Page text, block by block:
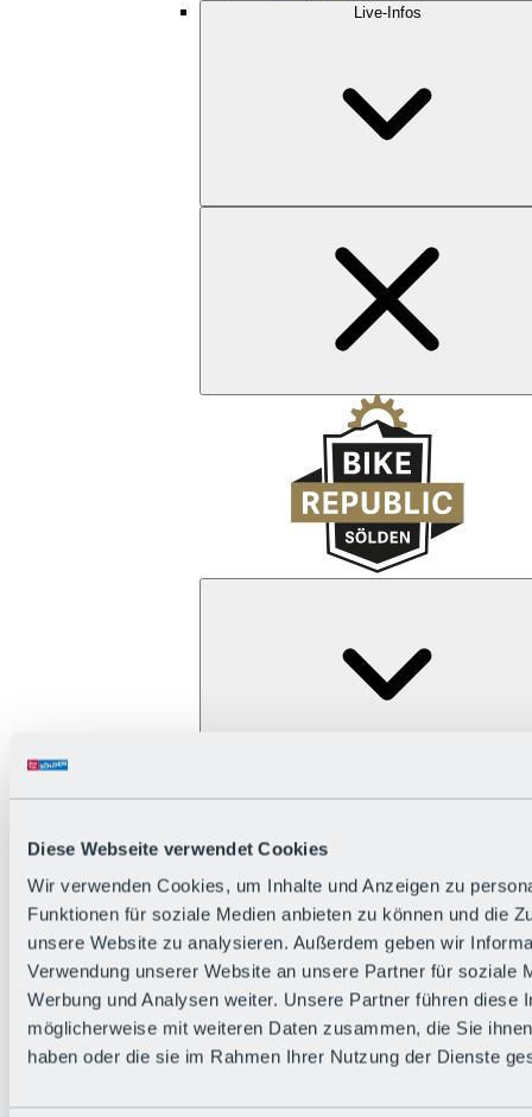
Diese Webseite verwendet Cookies
Wir verwenden Cookies, um Inhalte und Anzeigen zu
Funktionen für soziale Medien anbieten zu können und die
unsere Website zu analysieren. Außerdem geben wir
Verwendung unserer Website an unsere Partner für soziale
Werbung und Analysen weiter. Unsere Partner führen diese
möglicherweise mit weiteren Daten zusammen, die Sie
haben oder die sie im Rahmen Ihrer Nutzung der Dienste
Live-Infos
Alle Live-Infos
Wetter
Hüttenstatus
Livecams
Urlaubsregion